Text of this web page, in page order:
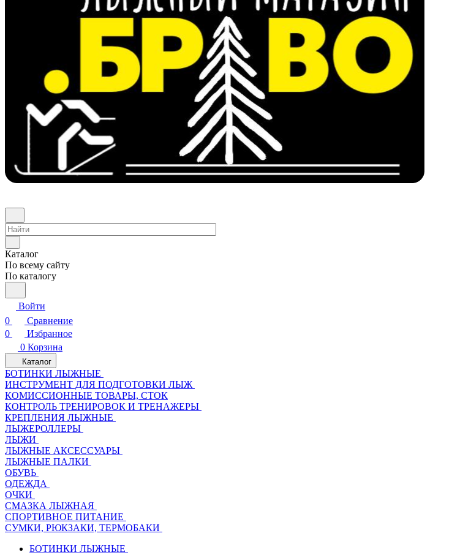
Каталог
По всему сайту
По каталогу
Войти
0
Сравнение
0
Избранное
0 Корзина
Каталог
БОТИНКИ ЛЫЖНЫЕ
ИНСТРУМЕНТ ДЛЯ ПОДГОТОВКИ ЛЫЖ
КОМИССИОННЫЕ ТОВАРЫ, СТОК
КОНТРОЛЬ ТРЕНИРОВОК И ТРЕНАЖЕРЫ
КРЕПЛЕНИЯ ЛЫЖНЫЕ
ЛЫЖЕРОЛЛЕРЫ
ЛЫЖИ
ЛЫЖНЫЕ АКСЕССУАРЫ
ЛЫЖНЫЕ ПАЛКИ
ОБУВЬ
ОДЕЖДА
ОЧКИ
СМАЗКА ЛЫЖНАЯ
СПОРТИВНОЕ ПИТАНИЕ
СУМКИ, РЮКЗАКИ, ТЕРМОБАКИ
БОТИНКИ ЛЫЖНЫЕ